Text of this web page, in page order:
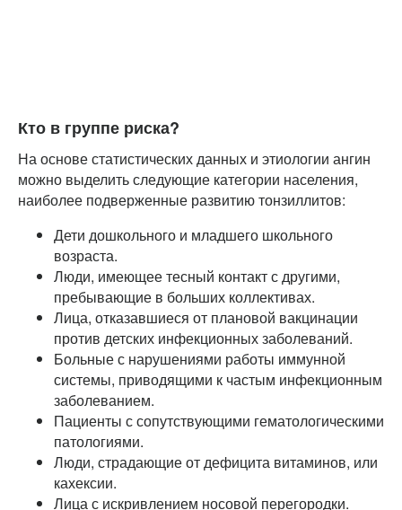
Кто в группе риска?
На основе статистических данных и этиологии ангин
можно выделить следующие категории населения,
наиболее подверженные развитию тонзиллитов:
Дети дошкольного и младшего школьного
возраста.
Люди, имеющее тесный контакт с другими,
пребывающие в больших коллективах.
Лица, отказавшиеся от плановой вакцинации
против детских инфекционных заболеваний.
Больные с нарушениями работы иммунной
системы, приводящими к частым инфекционным
заболеванием.
Пациенты с сопутствующими гематологическими
патологиями.
Люди, страдающие от дефицита витаминов, или
кахексии.
Лица с искривлением носовой перегородки.